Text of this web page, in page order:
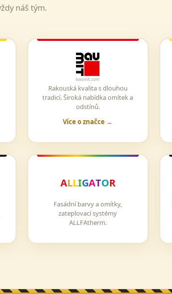
náš tým.
Rakouská kvalita s dlouhou
tradicí. Široká nabídka omítek a
odstínů.
Více o značce →
ALLIGATOR
Fasádní barvy a omítky,
zateplovací systémy
ALLFAtherm.